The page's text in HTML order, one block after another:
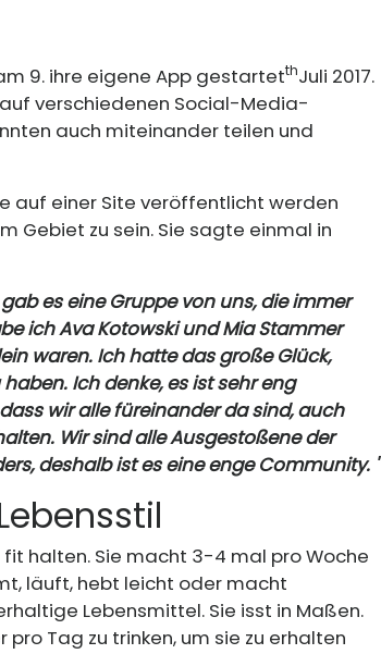
9. ihre eigene App gestartetthJuli 2017.
verschiedenen Social-Media-
auch miteinander teilen und
auf einer Site veröffentlicht werden
Gebiet zu sein. Sie sagte einmal in
es eine Gruppe von uns, die immer
ich Ava Kotowski und Mia Stammer
waren. Ich hatte das große Glück,
Ich denke, es ist sehr eng
wir alle füreinander da sind, auch
Wir sind alle Ausgestoßene der
deshalb ist es eine enge Community. '
fit halten. Sie macht 3-4 mal pro Woche
läuft, hebt leicht oder macht
Lebensmittel. Sie isst in Maßen.
Tag zu trinken, um sie zu erhalten